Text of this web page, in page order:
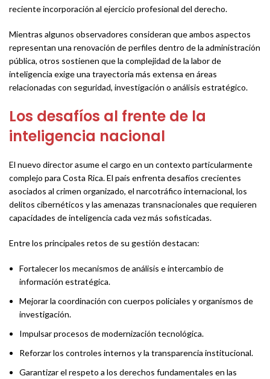
reciente incorporación al ejercicio profesional del derecho.
Mientras algunos observadores consideran que ambos aspectos
representan una renovación de perfiles dentro de la administración
pública, otros sostienen que la complejidad de la labor de
inteligencia exige una trayectoria más extensa en áreas
relacionadas con seguridad, investigación o análisis estratégico.
Los desafíos al frente de la
inteligencia nacional
El nuevo director asume el cargo en un contexto particularmente
complejo para Costa Rica. El país enfrenta desafíos crecientes
asociados al crimen organizado, el narcotráfico internacional, los
delitos cibernéticos y las amenazas transnacionales que requieren
capacidades de inteligencia cada vez más sofisticadas.
Entre los principales retos de su gestión destacan:
Fortalecer los mecanismos de análisis e intercambio de
información estratégica.
Mejorar la coordinación con cuerpos policiales y organismos de
investigación.
Impulsar procesos de modernización tecnológica.
Reforzar los controles internos y la transparencia institucional.
Garantizar el respeto a los derechos fundamentales en las